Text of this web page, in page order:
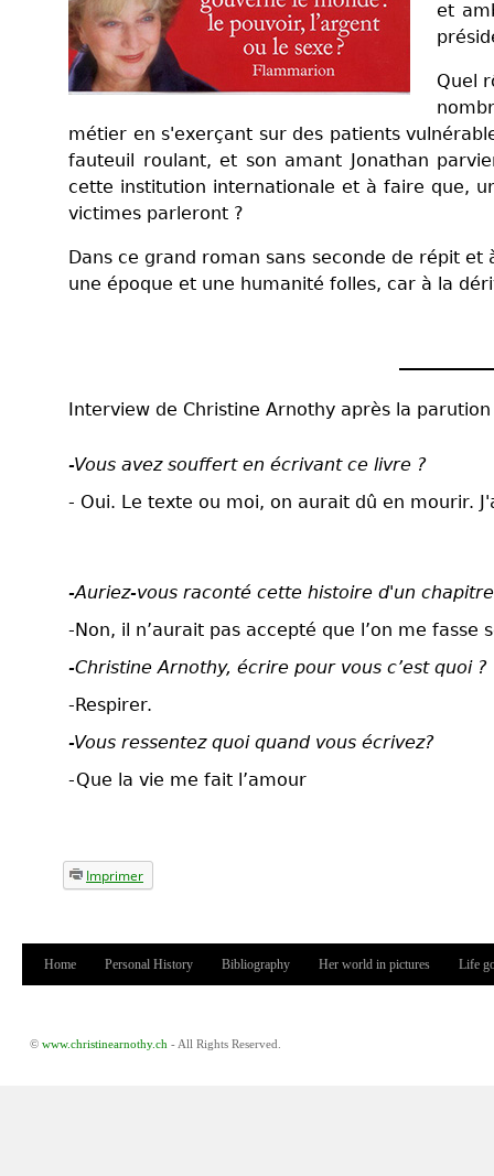
et
Quel
métier en s'exerçant sur des patients
fauteuil roulant, et son amant Jonathan
cette institution internationale et à faire que,
victimes parleront ?
Dans ce grand roman sans seconde de répit
une époque et une humanité folles, car à la
Interview de Christine Arnothy après la
-Vous avez souffert en écrivant ce livre ?
- Oui. Le texte ou moi, on aurait dû en mourir.
-Auriez-vous raconté cette histoire d'un
-Non, il n’aurait pas accepté que l’on me fasse
-Christine Arnothy, écrire pour vous c’est quoi ?
-Respirer.
-Vous ressentez quoi quand vous écrivez?
-Que la vie me fait l’amour
Imprimer
Main menu
Home Personal History Bibliography Her world in pictures Life
© www.christinearnothy.ch - All Rights Reserved.